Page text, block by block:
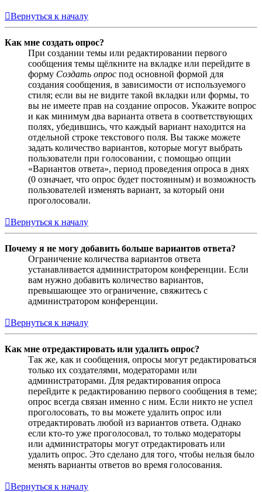
Вернуться к началу
Как мне создать опрос?
При создании темы или редактировании первого
сообщения темы щёлкните на вкладке или перейдите в
форму Создать опрос под основной формой для
создания сообщения, в зависимости от используемого
стиля; если вы не видите такой вкладки или формы, то
вы не имеете прав на создание опросов. Укажите вопрос
и как минимум два варианта ответа в соответствующих
полях, убедившись, что каждый вариант находится на
отдельной строке текстового поля. Вы также можете
задать количество вариантов, которые могут выбрать
пользователи при голосовании, с помощью опции
«Вариантов ответа», период проведения опроса в днях
(0 означает, что опрос будет постоянным) и возможность
пользователей изменять вариант, за который они
проголосовали.
Вернуться к началу
Почему я не могу добавить больше вариантов ответа?
Ограничение количества вариантов ответа
устанавливается администратором конференции. Если
вам нужно добавить количество вариантов,
превышающее это ограничение, свяжитесь с
администратором конференции.
Вернуться к началу
Как мне отредактировать или удалить опрос?
Так же, как и сообщения, опросы могут редактироваться
только их создателями, модераторами или
администраторами. Для редактирования опроса
перейдите к редактированию первого сообщения в теме;
опрос всегда связан именно с ним. Если никто не успел
проголосовать, то вы можете удалить опрос или
отредактировать любой из вариантов ответа. Однако
если кто-то уже проголосовал, то только модераторы
или администраторы могут отредактировать или
удалить опрос. Это сделано для того, чтобы нельзя было
менять варианты ответов во время голосования.
Вернуться к началу